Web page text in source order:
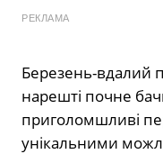
РЕКЛАМА
Березень-вдалий
нарешті почне
приголомшливі
унікальними